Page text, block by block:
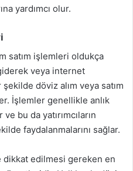
yardımcı olur.
satım işlemleri oldukça
veya internet
şekilde döviz alım veya satım
İşlemler genellikle anlık
bu da yatırımcıların
faydalanmalarını sağlar.
dikkat edilmesi gereken en